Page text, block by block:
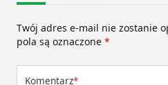
Twój adres e-mail nie zostanie
pola są oznaczone *
Komentarz*